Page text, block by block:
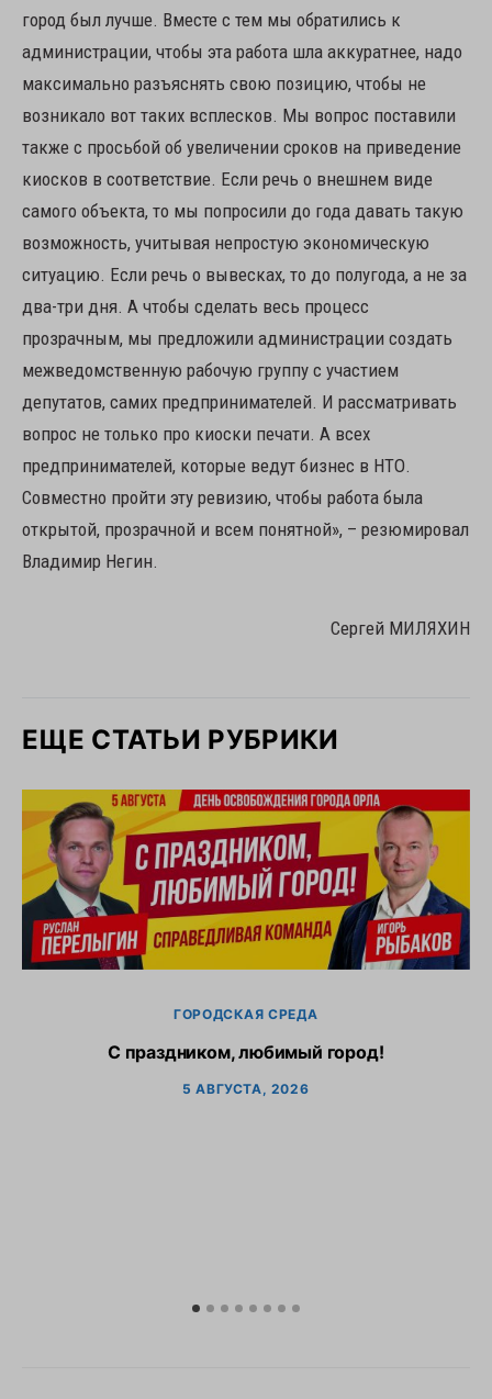
город был лучше. Вместе с тем мы обратились к
администрации, чтобы эта работа шла аккуратнее, надо
максимально разъяснять свою позицию, чтобы не
возникало вот таких всплесков. Мы вопрос поставили
также с просьбой об увеличении сроков на приведение
киосков в соответствие. Если речь о внешнем виде
самого объекта, то мы попросили до года давать такую
возможность, учитывая непростую экономическую
ситуацию. Если речь о вывесках, то до полугода, а не за
два-три дня. А чтобы сделать весь процесс
прозрачным, мы предложили администрации создать
межведомственную рабочую группу с участием
депутатов, самих предпринимателей. И рассматривать
вопрос не только про киоски печати. А всех
предпринимателей, которые ведут бизнес в НТО.
Совместно пройти эту ревизию, чтобы работа была
открытой, прозрачной и всем понятной», – резюмировал
Владимир Негин.
Сергей МИЛЯХИН
ЕЩЕ СТАТЬИ РУБРИКИ
ГОРОДСКАЯ СРЕДА
С праздником, любимый город!
5 АВГУСТА, 2026